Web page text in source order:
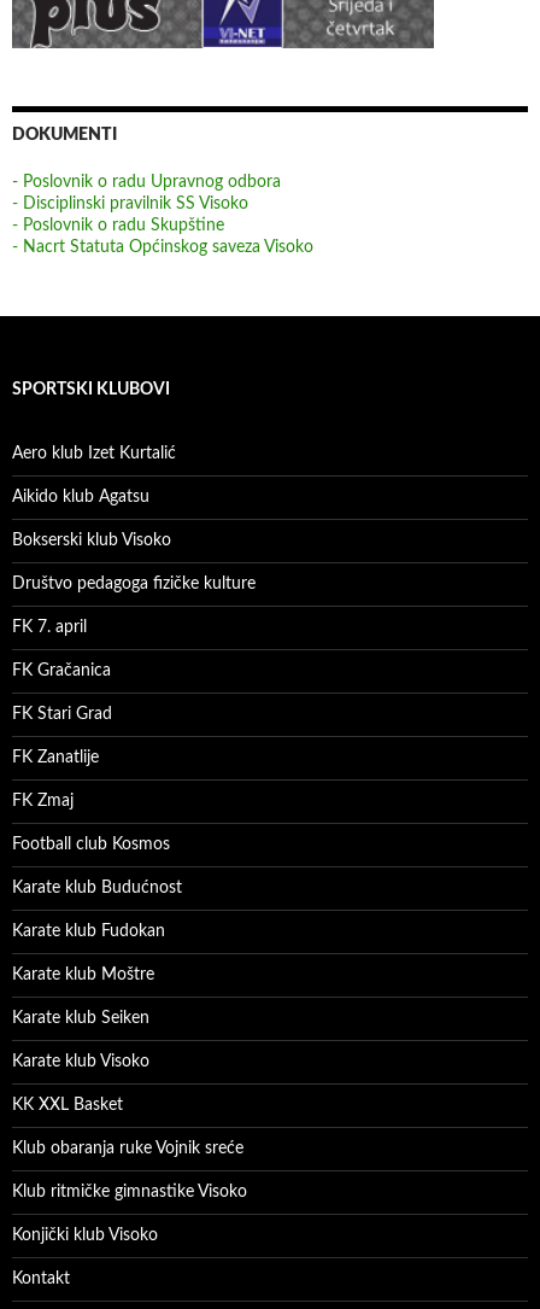
DOKUMENTI
- Poslovnik o radu Upravnog odbora
- Disciplinski pravilnik SS Visoko
- Poslovnik o radu Skupštine
- Nacrt Statuta Općinskog saveza Visoko
SPORTSKI KLUBOVI
Aero klub Izet Kurtalić
Aikido klub Agatsu
Bokserski klub Visoko
Društvo pedagoga fizičke kulture
FK 7. april
FK Gračanica
FK Stari Grad
FK Zanatlije
FK Zmaj
Football club Kosmos
Karate klub Budućnost
Karate klub Fudokan
Karate klub Moštre
Karate klub Seiken
Karate klub Visoko
KK XXL Basket
Klub obaranja ruke Vojnik sreće
Klub ritmičke gimnastike Visoko
Konjički klub Visoko
Kontakt